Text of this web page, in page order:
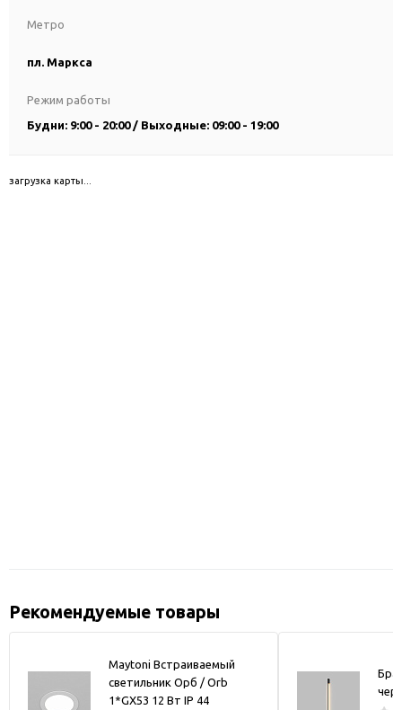
Метро
пл. Маркса
Режим работы
Будни: 9:00 - 20:00 / Выходные: 09:00 - 19:00
загрузка карты...
Рекомендуемые товары
Maytoni Встраиваемый
светильник Орб / Orb
1*GX53 12 Вт IP 44
Бра